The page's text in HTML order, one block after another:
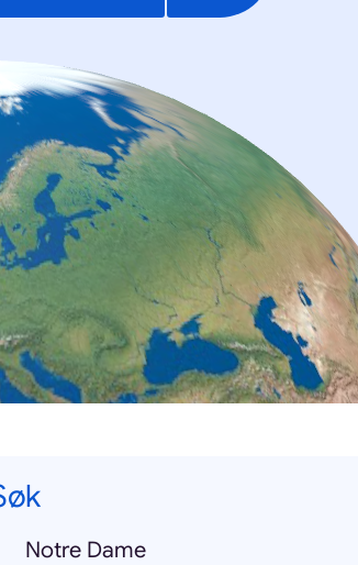
Notre Dame